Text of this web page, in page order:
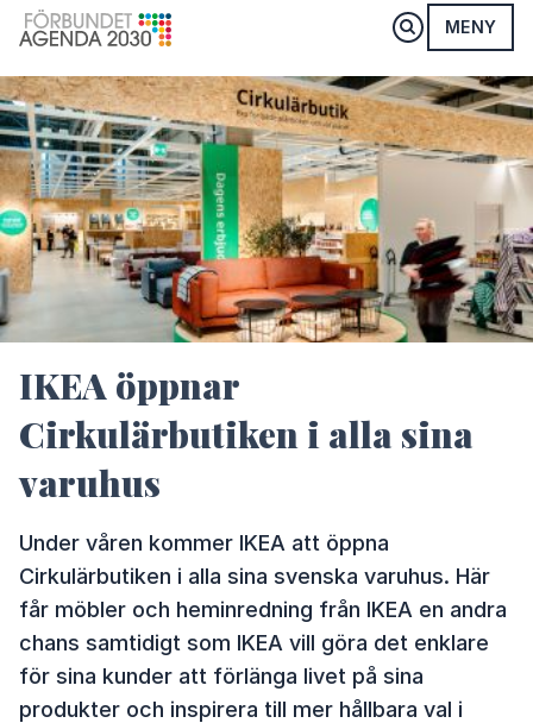
MENY
IKEA öppnar
Cirkulärbutiken i alla sina
varuhus
Under våren kommer IKEA att öppna
Cirkulärbutiken i alla sina svenska varuhus. Här
får möbler och heminredning från IKEA en andra
chans samtidigt som IKEA vill göra det enklare
för sina kunder att förlänga livet på sina
produkter och inspirera till mer hållbara val i